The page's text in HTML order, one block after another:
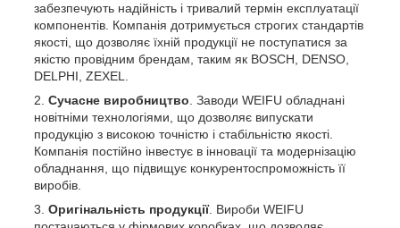
забезпечують надійність і тривалий термін експлуатації
компонентів. Компанія дотримується строгих стандартів
якості, що дозволяє їхній продукції не поступатися за
якістю провідним брендам, таким як BOSCH, DENSO,
DELPHI, ZEXEL.
Сучасне виробництво. Заводи WEIFU обладнані
новітніми технологіями, що дозволяє випускати
продукцію з високою точністю і стабільністю якості.
Компанія постійно інвестує в інновації та модернізацію
обладнання, що підвищує конкурентоспроможність її
виробів.
Оригінальність продукції. Вироби WEIFU